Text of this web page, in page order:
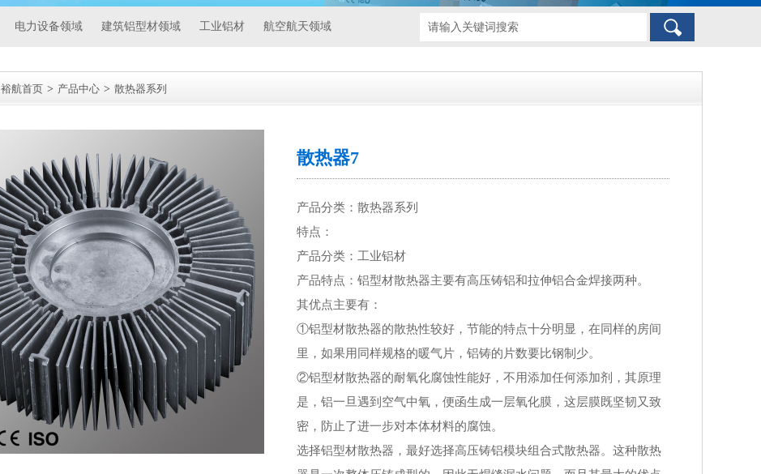
电力设备领域 建筑铝型材领域 工业铝材 航空航天领域
裕航首页 > 产品中心 > 散热器系列
散热器7
产品分类：散热器系列
特点：
产品分类：工业铝材
产品特点：铝型材散热器主要有高压铸铝和拉伸铝合金焊接两种。
其优点主要有：
①铝型材散热器的散热性较好，节能的特点十分明显，在同样的房间
里，如果用同样规格的暖气片，铝铸的片数要比钢制少。
②铝型材散热器的耐氧化腐蚀性能好，不用添加任何添加剂，其原理
是，铝一旦遇到空气中氧，便函生成一层氧化膜，这层膜既坚韧又致
密，防止了进一步对本体材料的腐蚀。
选择铝型材散热器，最好选择高压铸铝模块组合式散热器。这种散热